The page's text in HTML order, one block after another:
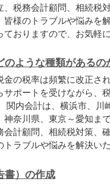
、税務会計顧問、相続税
皆様のトラブルや悩みを
ておりますので、お気軽
のような種類があるの
金の税率は頻繁に改正さ
サポートを受けながら、
関内会計は、横浜市、川
神奈川県、東京～愛知ま
会計顧問、相続税対策、
トラブルや悩みを解決い
書）の作成